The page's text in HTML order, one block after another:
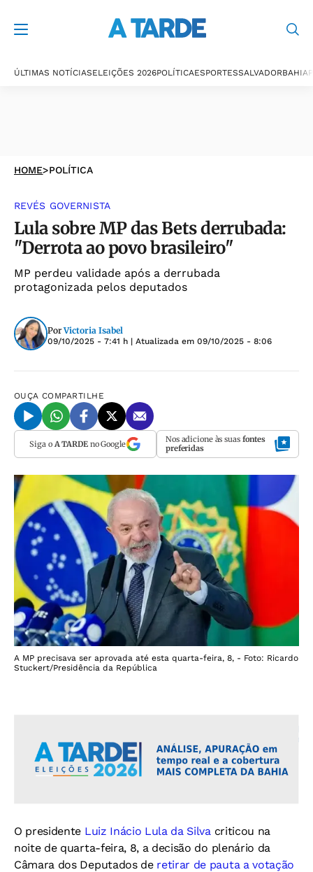
ÚLTIMAS NOTÍCIASELEIÇÕES 2026POLÍTICAESPORTESSALVADORBAHIA
HOME>POLÍTICA
REVÉS GOVERNISTA
Lula sobre MP das Bets derrubada:
"Derrota ao povo brasileiro"
MP perdeu validade após a derrubada
protagonizada pelos deputados
Por Victoria Isabel
09/10/2025 - 7:41 h | Atualizada em 09/10/2025 - 8:06
OUÇA COMPARTILHE
Siga o A TARDEno Google Nos adicione às suas fontes
preferidas
A MP precisava ser aprovada até esta quarta-feira, 8, - Foto: Ricardo
Stuckert/Presidência da República
O presidente Luiz Inácio Lula da Silva criticou na
noite de quarta-feira, 8, a decisão do plenário da
Câmara dos Deputados de retirar de pauta a votação